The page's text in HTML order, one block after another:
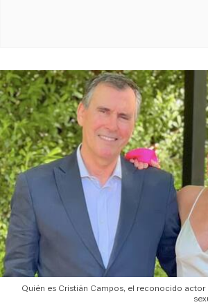
Quién es Cristián Campos, el reconocido